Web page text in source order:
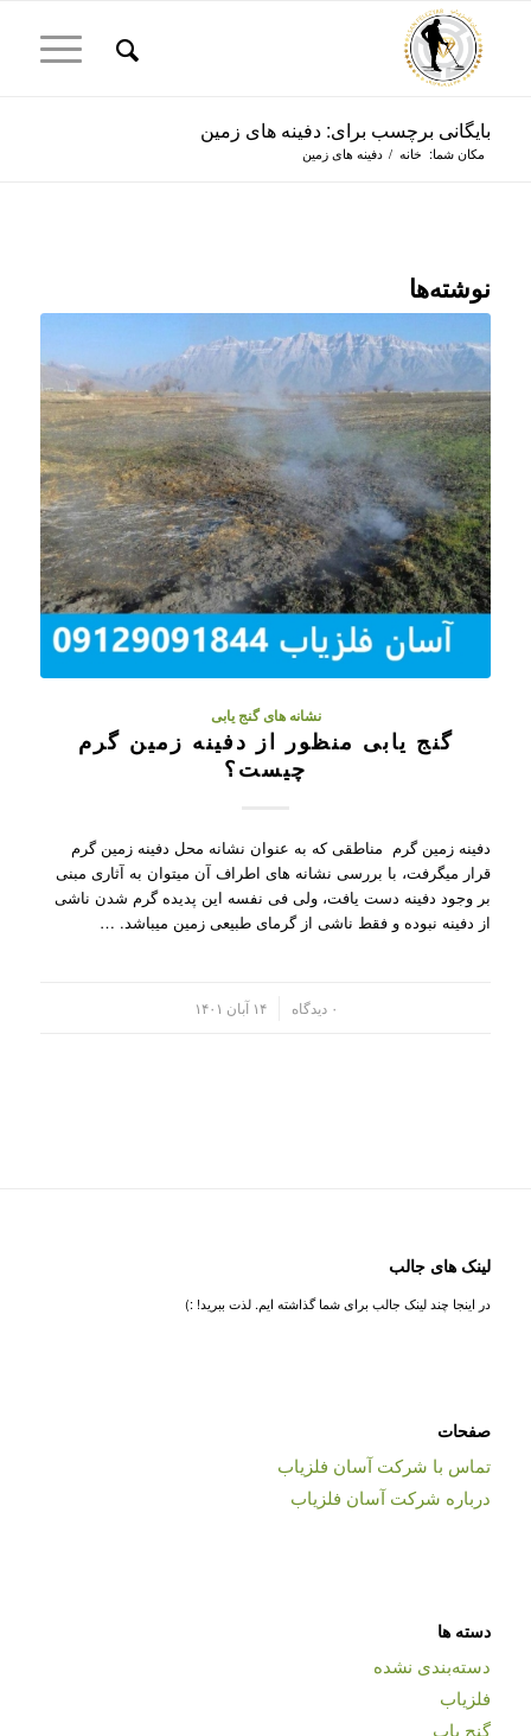
بایگانی برچسب برای: دفینه های زمین
مکان شما: خانه / دفینه های زمین
نوشته‌ها
نشانه های گنج یابی
گنج یابی منظور از دفینه زمین گرم
چیست؟
دفینه زمین گرم مناطقی که به عنوان نشانه محل دفینه زمین گرم
قرار میگرفت، با بررسی نشانه های اطراف آن میتوان به آثاری مبنی
بر وجود دفینه دست یافت، ولی فی نفسه این پدیده گرم شدن ناشی
از دفینه نبوده و فقط ناشی از گرمای طبیعی زمین میباشد. …
۰ دیدگاه ۱۴ آبان ۱۴۰۱
لینک های جالب
در اینجا چند لینک جالب برای شما گذاشته ایم. لذت ببرید! :)
صفحات
تماس با شرکت آسان فلزیاب
درباره شرکت آسان فلزیاب
دسته ها
دسته‌بندی نشده
فلزیاب
گنج یاب